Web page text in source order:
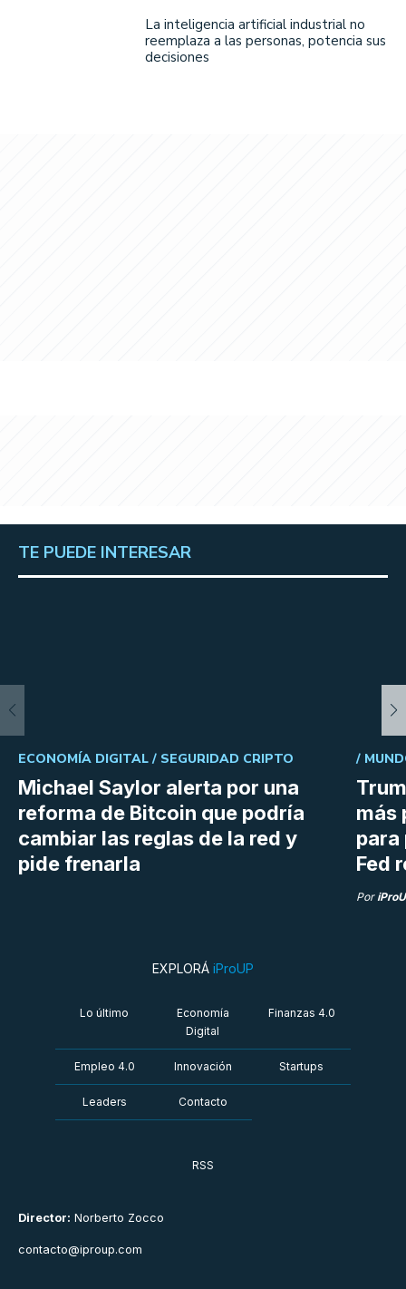
La inteligencia artificial industrial no
reemplaza a las personas, potencia sus
decisiones
TE PUEDE INTERESAR
Michael Saylor alerta por una
reforma de Bitcoin que podría
cambiar las reglas de la red y
pide frenarla
ECONOMÍA DIGITAL / SEGURIDAD CRIPTO
más
para
Fed
/
Por
Director: Norberto Zocco
contacto@iproup.com
EXPLORÁ iProUP
Lo último
Economía
Digital
Finanzas 4.0
Empleo 4.0 Innovación Startups
Leaders Contacto
RSS